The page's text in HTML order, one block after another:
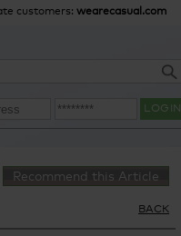
customers: wearecasual.com
LOGIN
Recommend this Article
BACK